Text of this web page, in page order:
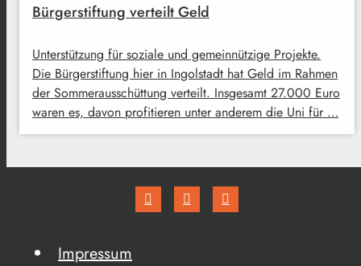
Bürgerstiftung verteilt Geld
Unterstützung für soziale und gemeinnützige Projekte.
Die Bürgerstiftung hier in Ingolstadt hat Geld im Rahmen
der Sommerausschüttung verteilt. Insgesamt 27.000 Euro
waren es, davon profitieren unter anderem die Uni für …
Impressum